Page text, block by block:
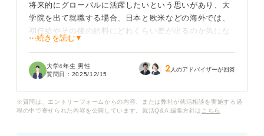
将来的にグローバルに活躍したいという思いがあり、大
学院を出て就職する場合、日本と欧米などの海外では、
初任給やその後の給料にどれくらい差が出るのか気にな
っています。
日本の給料はなかなか上がらないという話をよく聞くの
大学院への進学も視野に入れたいと考えています。
⋯続きを読む▼
大学4年生 男性
質問日： 2025/12/15 2 人のアドバイザーが回答
※質問は、エントリーフォームからの内容、または弊社が就活相談を実施する過
程の中で寄せられた内容を公開しています。就活Q&A 編集方針は こちら